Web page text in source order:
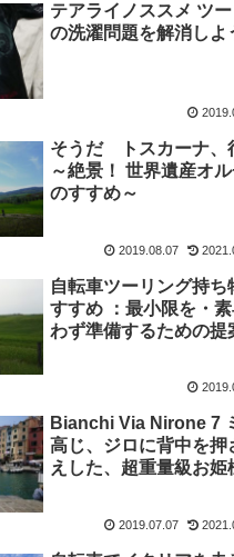
テアライノススメ ツ
の洗濯問題を解消しよ
そうだ トスカーナ、
～絶景！ 世界遺産オ
のすすめ～
2019.08.07
自転車ツーリング持ち
すすめ ：最小限を・
わず準備するための提
Bianchi Via Nirone 7
高じ、ジロに背中を押
えした、超重量級お姫
2019.07.07